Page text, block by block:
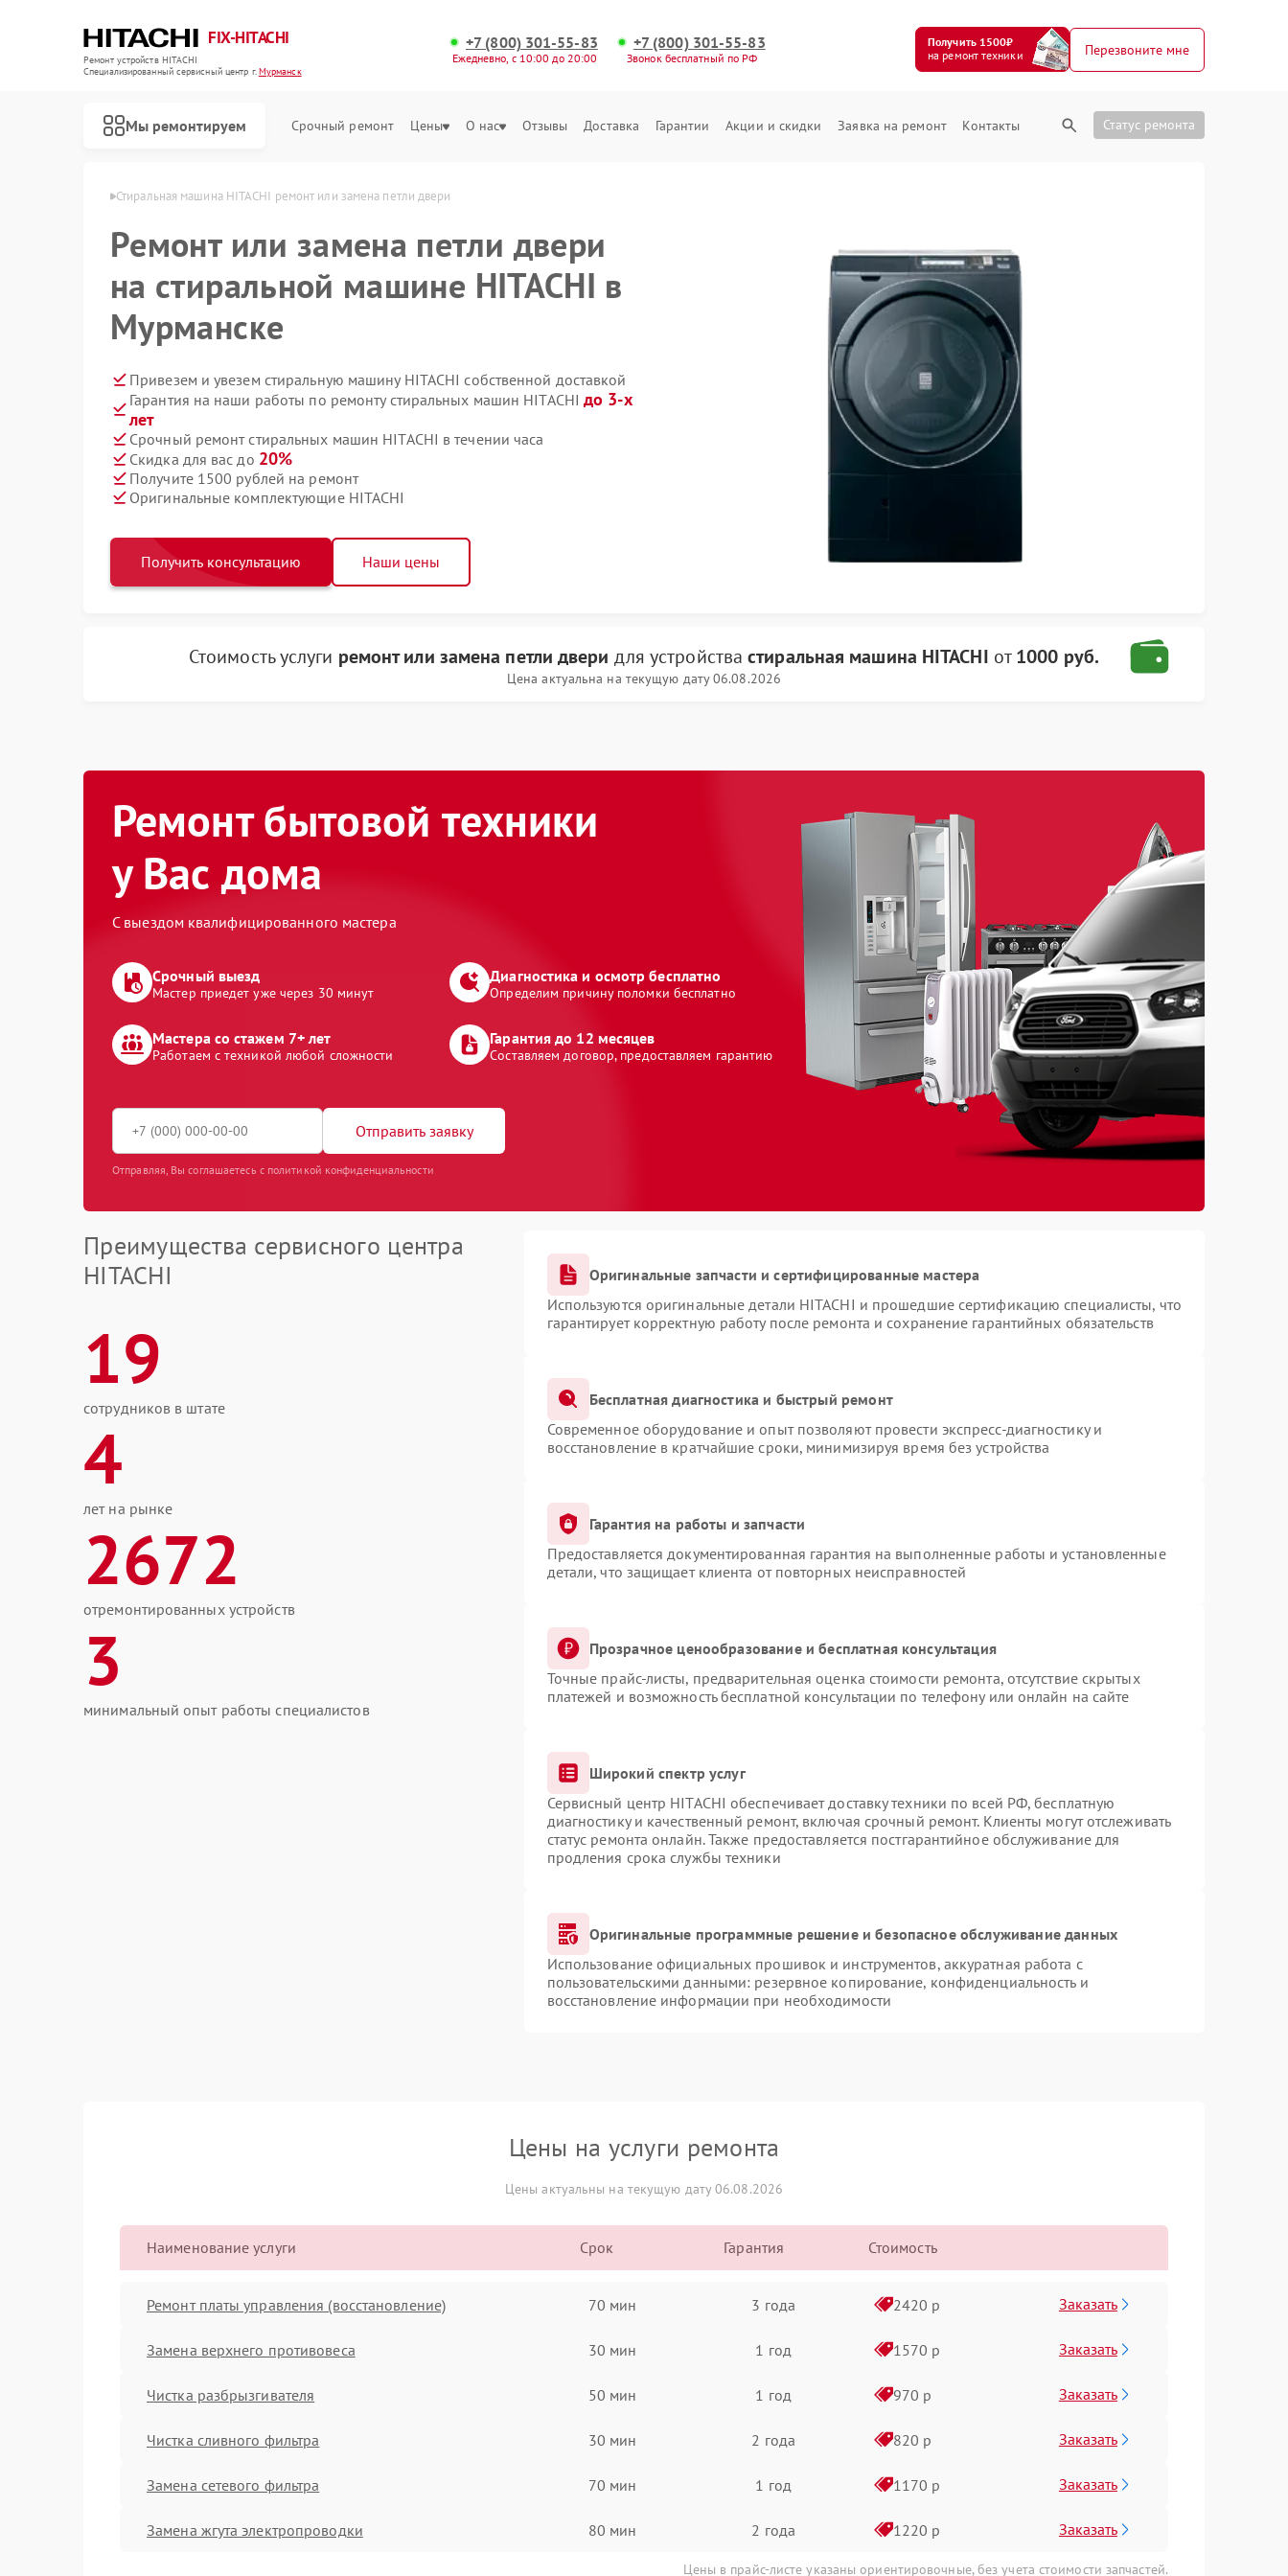
FIX-HITACHI
Ремонт устройств HITACHI
Специализированный cервисный центр г.Мурманск
+7 (800) 301-55-83
Ежедневно, с 10:00 до 20:00
+7 (800) 301-55-83
Звонок бесплатный по РФ
Получить 1500₽
на ремонт техники
Перезвоните мне
Мы ремонтируем Срочный ремонт Цены О нас Отзывы Доставка Гарантии Акции и скидки Заявка на ремонт Контакты Статус ремонта
в Мурманске Стиральная машина HITACHI ремонт или замена петли двери
Ремонт или замена петли двери
на стиральной машине HITACHI в
Мурманске
Привезем и увезем стиральную машину HITACHI собственной доставкой
Гарантия на наши работы по ремонту стиральных машин HITACHI до 3-х
лет
Срочный ремонт стиральных машин HITACHI в течении часа
Скидка для вас до 20%
Получите 1500 рублей на ремонт
Оригинальные комплектующие HITACHI
Получить консультацию Наши цены
Стоимость услуги ремонт или замена петли двери для устройствастиральная машина HITACHI от1000 руб.
Цена актуальна на текущую дату 06.08.2026
Ремонт бытовой техники
у Вас дома
С выездом квалифицированного мастера
Срочный выезд
Мастер приедет уже через 30 минут
Диагностика и осмотр бесплатно
Определим причину поломки бесплатно
Мастера со стажем 7+ лет
Работаем с техникой любой сложности
Гарантия до 12 месяцев
Составляем договор, предоставляем гарантию
Отправить заявку
Отправляя, Вы соглашаетесь с политикой конфиденциальности
Преимущества сервисного центра
HITACHI
19
сотрудников в штате
4
лет на рынке
2672
отремонтированных устройств
3
минимальный опыт работы специалистов
Оригинальные запчасти и сертифицированные мастера
Используются оригинальные детали HITACHI и прошедшие сертификацию специалисты, что
гарантирует корректную работу после ремонта и сохранение гарантийных обязательств
Бесплатная диагностика и быстрый ремонт
Современное оборудование и опыт позволяют провести экспресс-диагностику и
восстановление в кратчайшие сроки, минимизируя время без устройства
Гарантия на работы и запчасти
Предоставляется документированная гарантия на выполненные работы и установленные
детали, что защищает клиента от повторных неисправностей
Прозрачное ценообразование и бесплатная консультация
Точные прайс-листы, предварительная оценка стоимости ремонта, отсутствие скрытых
платежей и возможность бесплатной консультации по телефону или онлайн на сайте
Широкий спектр услуг
Сервисный центр HITACHI обеспечивает доставку техники по всей РФ, бесплатную
диагностику и качественный ремонт, включая срочный ремонт. Клиенты могут отслеживать
статус ремонта онлайн. Также предоставляется постгарантийное обслуживание для
продления срока службы техники
Оригинальные программные решение и безопасное обслуживание данных
Использование официальных прошивок и инструментов, аккуратная работа с
пользовательскими данными: резервное копирование, конфиденциальность и
восстановление информации при необходимости
Цены на услуги ремонта
Цены актуальны на текущую дату 06.08.2026
Наименование услуги Срок Гарантия Стоимость
Ремонт платы управления (восстановление) 70 мин 3 года 2420 р Заказать
Замена верхнего противовеса 30 мин 1 год 1570 р Заказать
Чистка разбрызгивателя 50 мин 1 год 970 р Заказать
Чистка сливного фильтра 30 мин 2 года 820 р Заказать
Замена сетевого фильтра 70 мин 1 год 1170 р Заказать
Замена жгута электропроводки 80 мин 2 года 1220 р Заказать
Цены в прайс-листе указаны ориентировочные, без учета стоимости запчастей.